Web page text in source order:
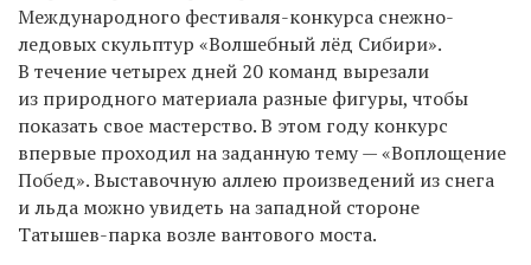
Международного фестиваля-конкурса снежно-
ледовых скульптур «Волшебный лёд Сибири».
В течение четырех дней 20 команд вырезали
из природного материала разные фигуры, чтобы
показать свое мастерство. В этом году конкурс
впервые проходил на заданную тему — «Воплощение
Побед».Выставочную аллею произведений из снега
и льда можно увидеть на западной стороне
Татышев-парка возле вантового моста.